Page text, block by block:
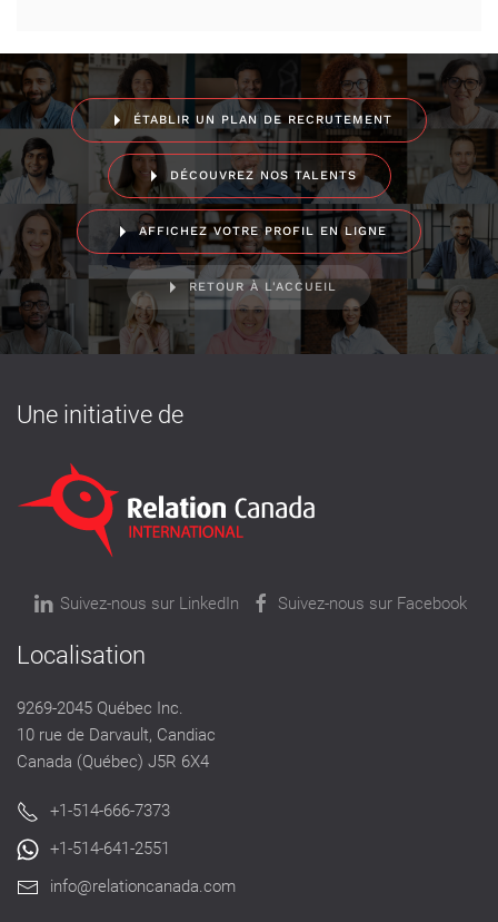
ÉTABLIR UN PLAN DE RECRUTEMENT
DÉCOUVREZ NOS TALENTS
AFFICHEZ VOTRE PROFIL EN LIGNE
RETOUR À L'ACCUEIL
Une initiative de
Suivez-nous sur LinkedIn Suivez-nous sur Facebook
Localisation
9269-2045 Québec Inc.
10 rue de Darvault, Candiac
Canada (Québec) J5R 6X4
+1-514-666-7373
+1-514-641-2551
info@relationcanada.com